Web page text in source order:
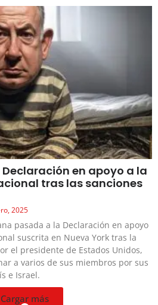
Declaración en apoyo a la
tras las sanciones
2025
pasada a la Declaración en apoyo
suscrita en Nueva York tras la
el presidente de Estados Unidos,
a varios de sus miembros por sus
e Israel.
Cargar más